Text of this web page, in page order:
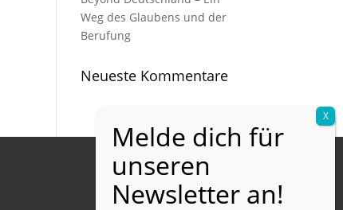
Weg des Glaubens und der
Berufung
Neueste Kommentare